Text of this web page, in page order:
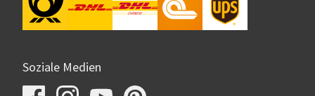
Soziale Medien